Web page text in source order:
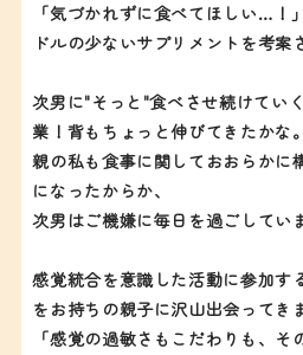
「気づかれずに食べてほしい…！
ドルの少ないサプリメントを考案
次男に"そっと"食べさせ続けてい
業！背もちょっと伸びてきたかな。
親の私も食事に関しておおらかに
になったからか、
次男はご機嫌に毎日を過ごしてい
感覚統合を意識した活動に参加す
をお持ちの親子に沢山出会ってき
「感覚の過敏さもこだわりも、そ